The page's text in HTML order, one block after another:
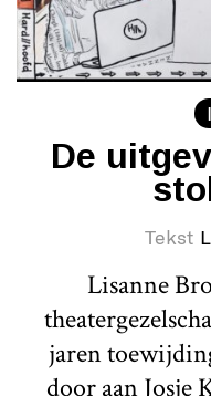
De
Tekst
Lisanne
jaren
door aan Josje